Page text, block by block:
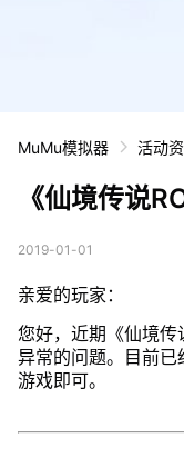
MuMu模拟器 活动
《仙境传说
2019-01-01
亲爱的玩家：
您好，近期《仙境传
异常的问题。目前已
游戏即可。